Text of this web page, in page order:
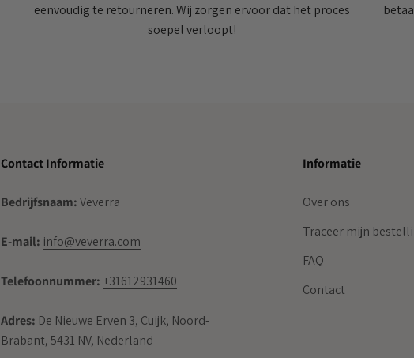
eenvoudig te retourneren. Wij zorgen ervoor dat het proces
soepel verloopt!
Contact Informatie
Bedrijfsnaam:Veverra
E-mail: info@veverra.com
Telefoonnummer: +31612931460
Adres: De Nieuwe Erven 3, Cuijk, Noord-
Brabant, 5431 NV, Nederland
Informatie
Over ons
Traceer mijn
FAQ
Contact